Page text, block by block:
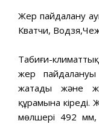
Жер пайдалану
Кватчи,
Табиғи-
жер пайдалануы
жатады және
құрамына
мөлшері 492 мм,